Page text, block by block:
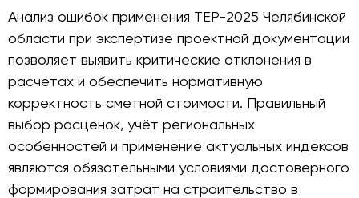
Анализ ошибок применения ТЕР-2025 Челябинской
области при экспертизе проектной документации
позволяет выявить критические отклонения в
расчётах и обеспечить нормативную
корректность сметной стоимости. Правильный
выбор расценок, учёт региональных
особенностей и применение актуальных индексов
являются обязательными условиями достоверного
формирования затрат на строительство в